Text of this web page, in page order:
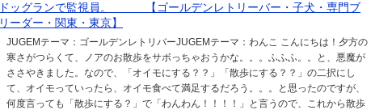
ドッグランで監視員。 【ゴールデンレトリーバー・子犬・専門ブ
リーダー・関東・東京】
JUGEMテーマ：ゴールデンレトリバーJUGEMテーマ：わんこ こんにちは！夕方の
寒さがつらくて、ノアのお散歩をサボっちゃおうかな。。。ふふふ。。と、悪魔が
ささやきました。なので、「オイモにする？？」「散歩にする？？」の二択にし
て、オイモっていったら、オイモ食べて満足するだろう。。。と思ったのですが、
何度言っても「散歩にする？」で「わんわん！！！！」と言うので、これから散歩